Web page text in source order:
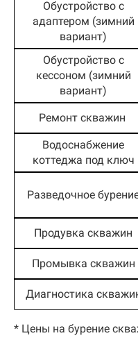
Обустройство с
адаптером (зимний
вариант)
Обустройство с
кессоном (зимний
вариант)
Ремонт скважин
Водоснабжение
коттеджа под ключ
Разведочное
Продувка скважин
Промывка скважин
Диагностика
* Цены на бурение